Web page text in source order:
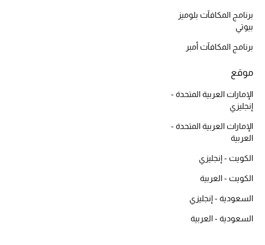
الموسم الجديد
أحذية النسائية
تشكيلة الأحذية
الأحذية الرجالية
أحذية للأطفال
برنامج المكافآت بلوميز
بيوتي
برنامج المكافآت أمبر
موقع
الإمارات العربية المتحدة -
إنجليزي
الإمارات العربية المتحدة -
العربية
الكويت - إنجليزي
الكويت - العربية
السعودية - إنجليزي
السعودية - العربية